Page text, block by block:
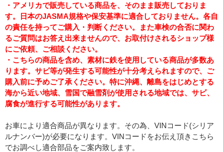
・アメリカで販売している商品を、そのまま販売しておりま
す。日本のJASMA規格や保安基準に適合しておりません。各自
の責任を持ってご購入・判断ください。また車検の合否に関わ
るご質問はお答え出来ませんので、お取付けされるショップ様
にご依頼、ご相談ください。
・こちらの商品を含め、素材に鉄を使用している商品が多数あ
ります。サビ等が発生する可能性が十分考えられますので、ご
購入前に予めご了承ください。特に沖縄、離島をはじめとする
海から近い地域、雪国で融雪剤が使用される地域では、サビ、
腐食が進行する可能性があります。
お車により適合商品が異なります。その為、VINコード(シリア
ルナンバー)が必要になります。VINコードをお伝え頂きこちら
でお調べし適合部品をご案内致します。